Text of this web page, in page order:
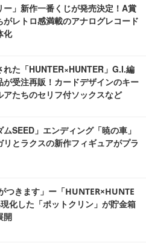
ー」新作一番くじが発売決定！A賞
がレトロ感満載のアナログレコード
化
れた「HUNTER×HUNTER」G.I.編
が受注再販！カードデザインのキー
アたちのセリフ付ソックスなど
ムSEED」エンディング「暁の車」
リとラクスの新作フィギュアがプラ
つきます」ー「HUNTER×HUNTE
化した「ポットクリン」が貯金箱
開